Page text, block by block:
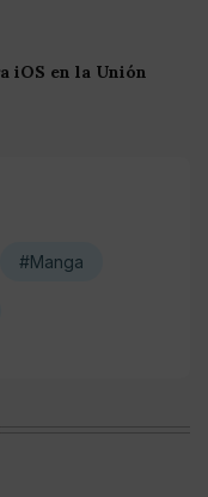
iOS en la Unión
#Manga